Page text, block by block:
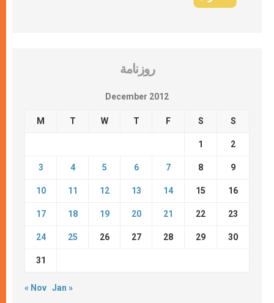
روزنامة
December 2012
M T W T F S S
1 2
3 4 5 6 7 8 9
10 11 12 13 14 15 16
17 18 19 20 21 22 23
24 25 26 27 28 29 30
31
« Nov Jan »